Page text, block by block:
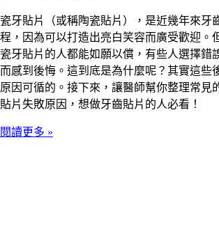
瓷牙貼片（或稱陶瓷貼片），是近幾年來牙
程，因為可以打造出亮白笑容而廣受歡迎。
瓷牙貼片的人都能如願以償，有些人選擇錯
而感到後悔。這到底是為什麼呢？其實這些
原因可循的。接下來，讓醫師幫你整理常見
貼片失敗原因，想做牙齒貼片的人必看！
閱讀更多 »